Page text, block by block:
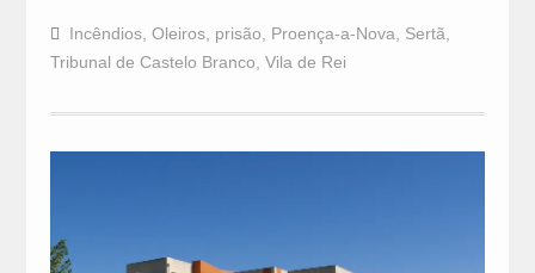
Incêndios, Oleiros, prisão Proença-a-Nova Sertã
Tribunal de Castelo Branco Vila de Rei